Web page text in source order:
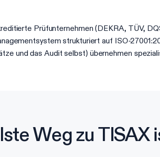
Prüfunternehmen (DEKRA, TÜV,
strukturiert auf ISO-
und das Audit selbst) übernehmen
Weg zu TISAX